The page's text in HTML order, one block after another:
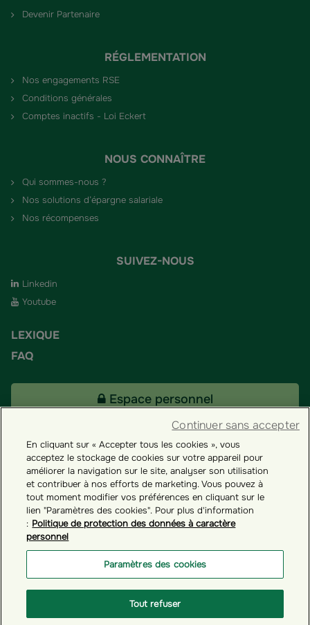
Devenir Partenaire
RÉGLEMENTATION
Nos engagements RSE
Conditions générales
Comptes inactifs - Loi Eckert
NOUS CONNAÎTRE
Qui sommes-nous ?
Nos solutions d’épargne salariale
Nos récompenses
SUIVEZ-NOUS
Linkedin
Youtube
LEXIQUE
FAQ
Espace personnel
Tous nos fonds
Contact
Groupama ES
Paramètres des cookies
En cliquant sur « Accepter tous les cookies », vous
acceptez le stockage de cookies sur votre appareil pour
améliorer la navigation sur le site, analyser son utilisation
et contribuer à nos efforts de marketing. Vous pouvez à
tout moment modifier vos préférences en cliquant sur le
lien "Paramètres des cookies". Pour plus d'information
: Politique de protection des données à caractère
personnel
Paramètres des cookies
Tout refuser
Continuer sans accepter